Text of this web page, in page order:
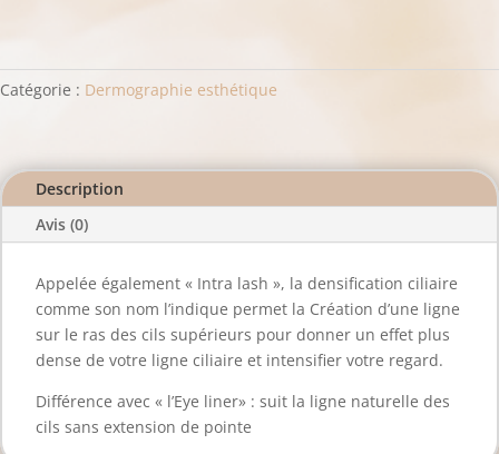
Ras
supérieur
Catégorie : Dermographie esthétique
Description
Avis (0)
Appelée également « Intra lash », la densification ciliaire
comme son nom l’indique permet la Création d’une ligne
sur le ras des cils supérieurs pour donner un effet plus
dense de votre ligne ciliaire et intensifier votre regard.
Différence avec « l’Eye liner» : suit la ligne naturelle des
cils sans extension de pointe